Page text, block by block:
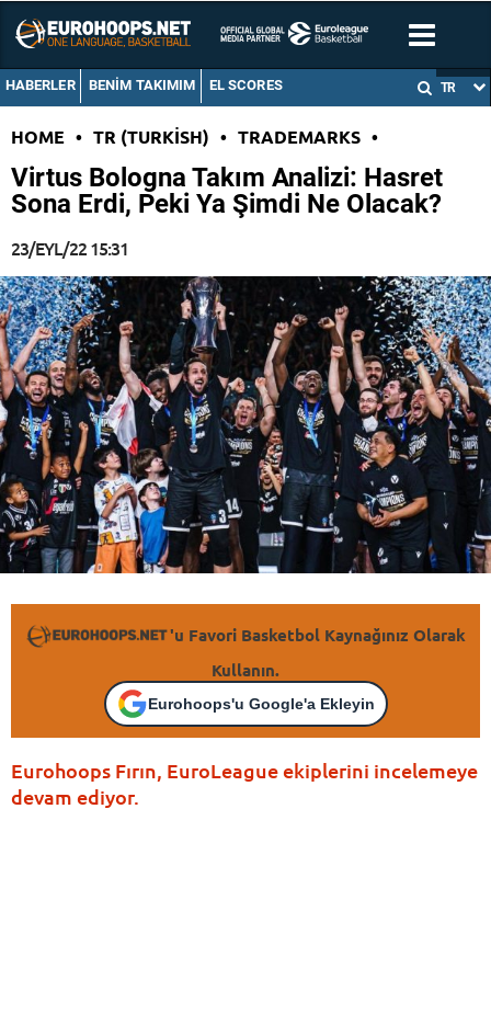
HABERLER BENIM TAKIMIM EL SCORES TR
HOME • TR (TURKISH) • TRADEMARKS •
Virtus Bologna Takım Analizi: Hasret
Sona Erdi, Peki Ya Şimdi Ne Olacak?
23/EYL/22 15:31
'u Favori Basketbol Kaynağınız Olarak
Kullanın.
Eurohoops'u Google'a Ekleyin
Eurohoops Fırın, EuroLeague ekiplerini incelemeye
devam ediyor.